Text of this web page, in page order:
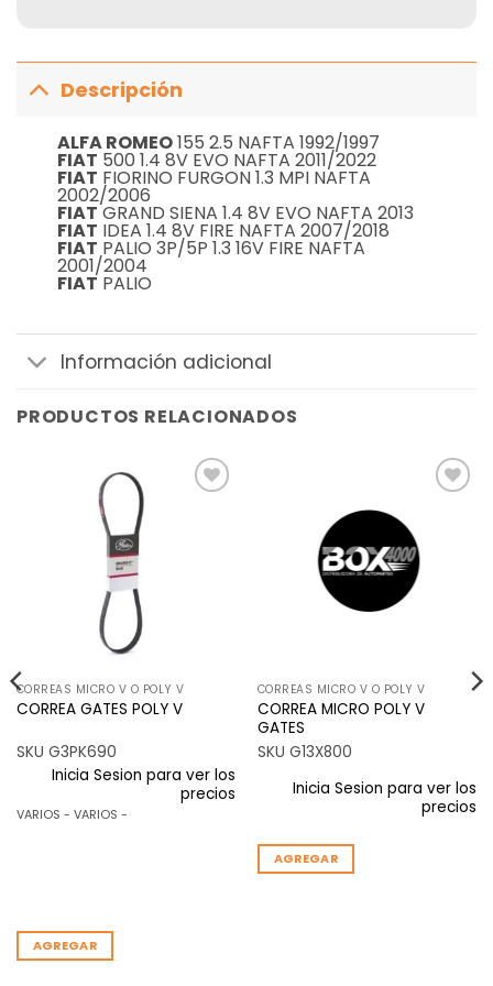
Descripción
ALFA ROMEO155 2.5 NAFTA 1992/1997
FIAT 500 1.4 8V EVO NAFTA 2011/2022
FIAT FIORINO FURGON 1.3 MPI NAFTA
2002/2006
FIATGRAND SIENA 1.4 8V EVO NAFTA 2013
FIAT IDEA 1.4 8V FIRE NAFTA 2007/2018
FIAT PALIO 3P/5P 1.3 16V FIRE NAFTA
2001/2004
FIATPALIO
Información adicional
PRODUCTOS RELACIONADOS
CORREAS MICRO V O POLY V
CORREA GATES POLY V
SKU G3PK690
Inicia Sesion para ver los
precios
VARIOS - VARIOS -
AGREGAR
deseos
CORREAS MICRO V O POLY V
CORREA MICRO POLY V
GATES
SKU G13X800
Inicia Sesion para ver los
precios
AGREGAR